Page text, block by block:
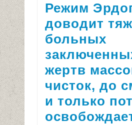
Режим
доводит
больных
жертв
чисток, до
и только